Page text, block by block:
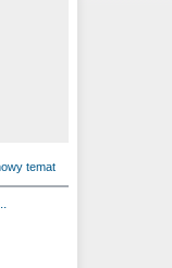
temat